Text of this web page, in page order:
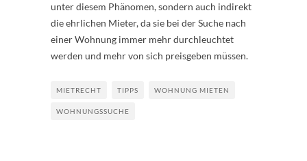
unter diesem Phänomen, sondern auch indirekt
die ehrlichen Mieter, da sie bei der Suche nach
einer Wohnung immer mehr durchleuchtet
werden und mehr von sich preisgeben müssen.
MIETRECHT TIPPS WOHNUNG MIETEN
WOHNUNGSSUCHE